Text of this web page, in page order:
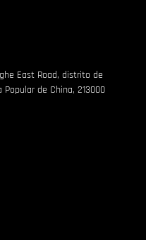
East Road, distrito de
de China, 213000